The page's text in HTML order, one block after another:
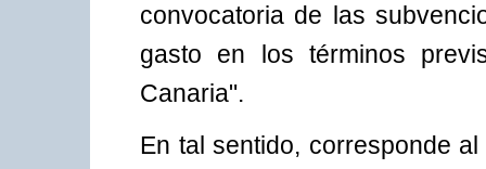
convocatoria de las
gasto en los términos
Canaria".
En tal sentido, corresponde